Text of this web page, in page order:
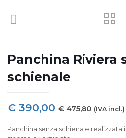
Panchina Riviera
schienale
€ 390,00 € 475,80 (IVA incl.)
Panchina senza schienale